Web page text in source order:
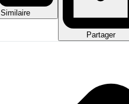
Similaire
Partager